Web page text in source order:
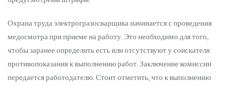
Охрана труда электрогразосварщика начинается с проведения
медосмотра при приеме на работу. Это необходимо для того,
чтобы заранее определить есть или отсутствуют у соискателя
противопоказания к выполнению работ. Заключение комиссии
передается работодателю. Стоит отметить, что к выполнению